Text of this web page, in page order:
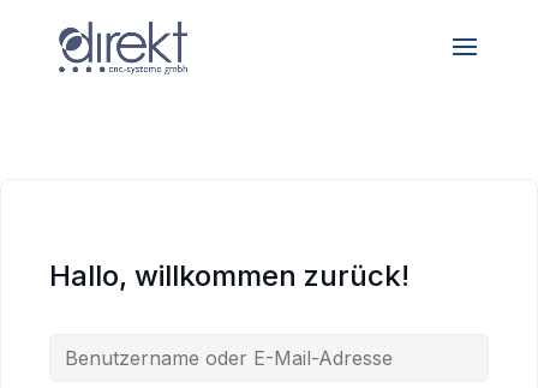
Hallo, willkommen zurück!